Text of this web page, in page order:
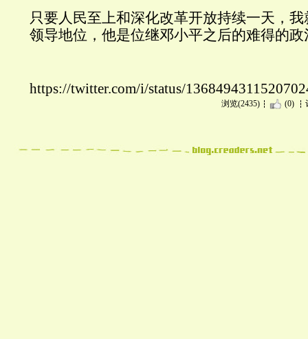
只要人民至上和深化改革开放持续一天，
领导地位，他是位继邓小平之后的难得的政
https://twitter.com/i/status/
浏览(2435) (0)